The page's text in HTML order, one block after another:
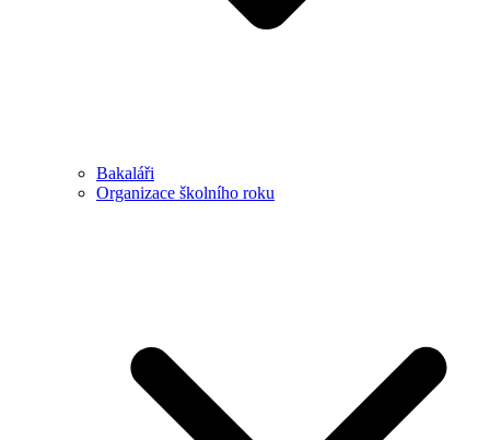
Bakaláři
Organizace školního roku